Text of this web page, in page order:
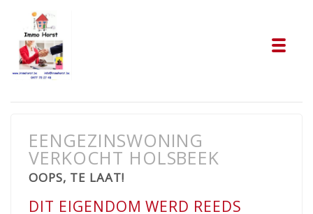
EENGEZINSWONING
VERKOCHT HOLSBEEK
OOPS, TE LAAT!
DIT EIGENDOM WERD REEDS